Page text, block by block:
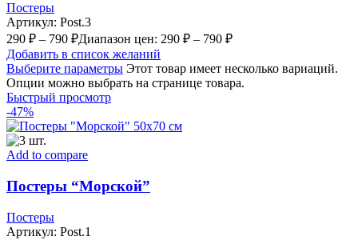
Постеры
Артикул: Post.3
290 ₽ – 790 ₽Диапазон цен: 290 ₽ – 790 ₽
Добавить в список желаний
Выберите параметры Этот товар имеет несколько вариаций.
Опции можно выбрать на странице товара.
Быстрый просмотр
-47%
Add to compare
Постеры “Морской”
Постеры
Артикул: Post.1